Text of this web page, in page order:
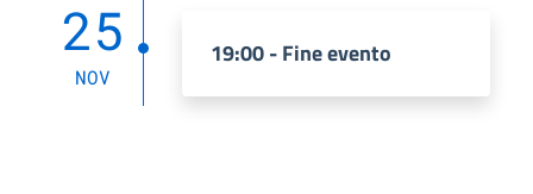
25
NOV
19:00 - Fine evento